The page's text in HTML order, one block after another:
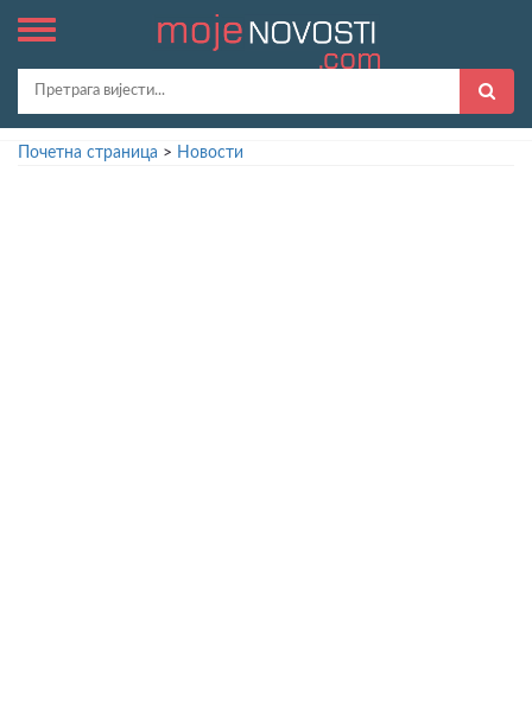
Почетна страница > Новости